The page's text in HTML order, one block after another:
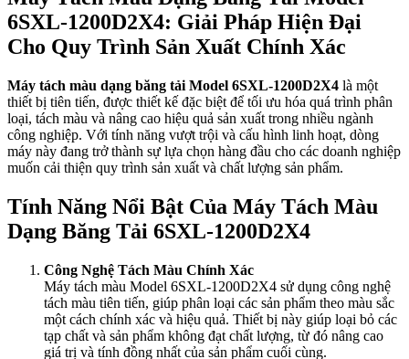
6SXL-1200D2X4: Giải Pháp Hiện Đại
Cho Quy Trình Sản Xuất Chính Xác
Máy tách màu dạng băng tải Model 6SXL-1200D2X4 là một
thiết bị tiên tiến, được thiết kế đặc biệt để tối ưu hóa quá trình phân
loại, tách màu và nâng cao hiệu quả sản xuất trong nhiều ngành
công nghiệp. Với tính năng vượt trội và cấu hình linh hoạt, dòng
máy này đang trở thành sự lựa chọn hàng đầu cho các doanh nghiệp
muốn cải thiện quy trình sản xuất và chất lượng sản phẩm.
Tính Năng Nổi Bật Của Máy Tách Màu
Dạng Băng Tải 6SXL-1200D2X4
Công Nghệ Tách Màu Chính Xác
Máy tách màu Model 6SXL-1200D2X4 sử dụng công nghệ
tách màu tiên tiến, giúp phân loại các sản phẩm theo màu sắc
một cách chính xác và hiệu quả. Thiết bị này giúp loại bỏ các
tạp chất và sản phẩm không đạt chất lượng, từ đó nâng cao
giá trị và tính đồng nhất của sản phẩm cuối cùng.